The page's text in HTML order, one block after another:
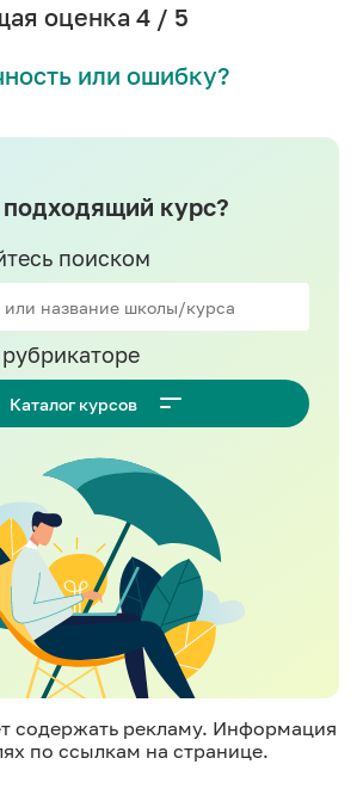
оценка 4/ 5
или ошибку?
курс?
поиском
Каталог курсов
содержать рекламу. Информация
по ссылкам на странице.